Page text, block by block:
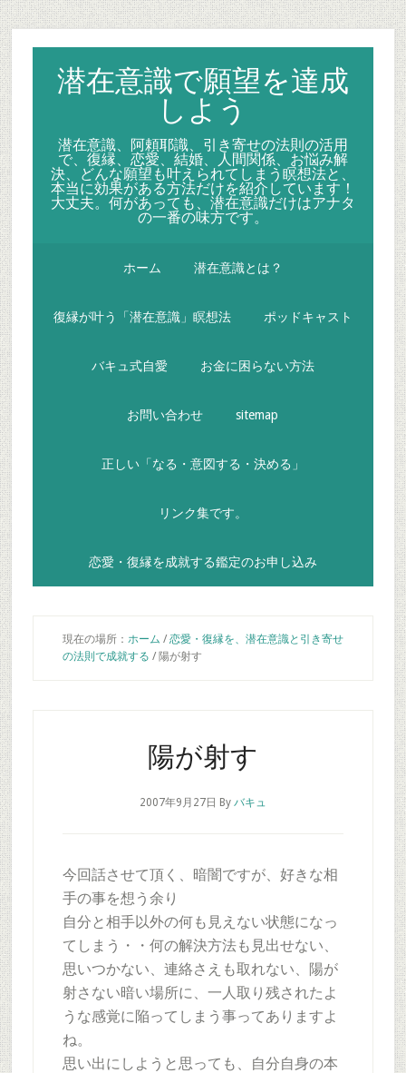
Skip
to
secondary
menu
Skip
to
main
content
Skip
to
primary
sidebar
潜在意識で願望を達成
しよう
潜在意識、阿頼耶識、引き寄せの法則の活用
で、復縁、恋愛、結婚、人間関係、お悩み解
決、どんな願望も叶えられてしまう瞑想法と、
本当に効果がある方法だけを紹介しています！
大丈夫。何があっても、潜在意識だけはアナタ
の一番の味方です。
ホーム 潜在意識とは？
復縁が叶う「潜在意識」瞑想法 ポッドキャスト
バキュ式自愛 お金に困らない方法
お問い合わせ sitemap
正しい「なる・意図する・決める」
リンク集です。
恋愛・復縁を成就する鑑定のお申し込み
現在の場所： ホーム / 恋愛・復縁を、潜在意識と引き寄せ
の法則で成就する /陽が射す
陽が射す
2007年9月27日 By バキュ
今回話させて頂く、暗闇ですが、好きな相
手の事を想う余り
自分と相手以外の何も見えない状態になっ
てしまう・・何の解決方法も見出せない、
思いつかない、連絡さえも取れない、陽が
射さない暗い場所に、一人取り残されたよ
うな感覚に陥ってしまう事ってありますよ
ね。
思い出にしようと思っても、自分自身の本